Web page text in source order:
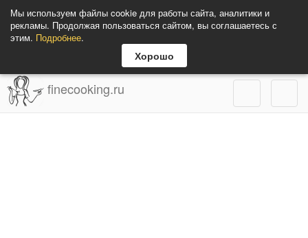
Мы используем файлы cookie для работы сайта, аналитики и
рекламы. Продолжая пользоваться сайтом, вы соглашаетесь с
этим. Подробнее.
Хорошо
finecooking.ru